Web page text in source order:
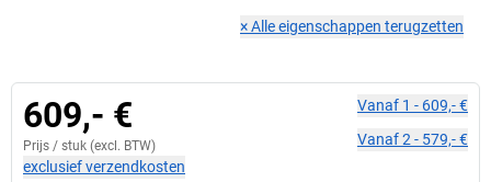
×Alle eigenschappen terugzetten
609,- €
Prijs / stuk (excl. BTW)
exclusief verzendkosten
Vanaf 1 - 609,- €
Vanaf2 - 579,- €